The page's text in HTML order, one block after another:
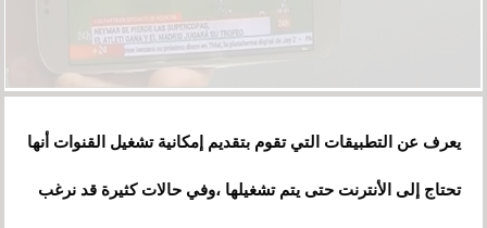
يعرف عن التطبيقات التي تقوم بتقديم إمكانية تشغيل القنوات أنها
تحتاج إلى الأنترنت حتى يتم تشغيلها ،وفي حالات كثيرة قد نرغب